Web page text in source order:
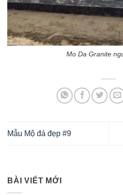
Mo Da Granite
Mẫu Mộ đá đẹp #9
BÀI VIẾT MỚI